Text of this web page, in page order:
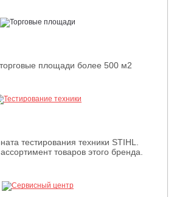
площади более 500 м2
тестирования техники STIHL.
товаров этого бренда.